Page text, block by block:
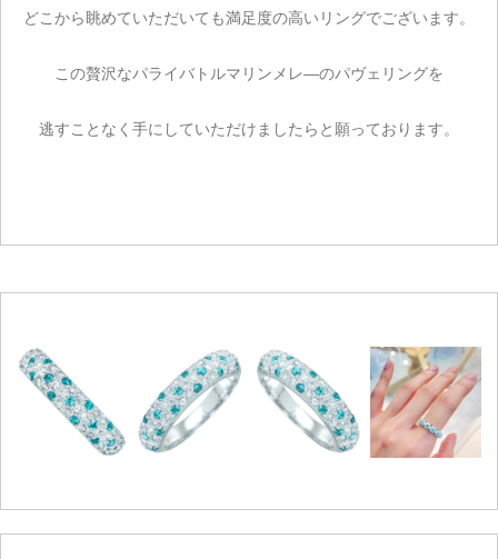
どこから眺めていただいても満足度の高いリングでございます。
この贅沢なパライバトルマリンメレ―のパヴェリングを
逃すことなく手にしていただけましたらと願っております。